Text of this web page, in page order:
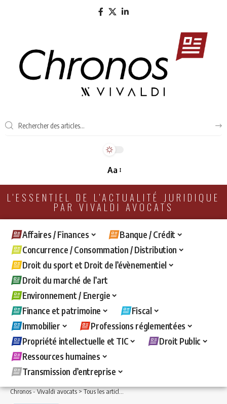
Aa
L'ESSENTIEL DE L'ACTUALITÉ JURIDIQUE
PAR VIVALDI AVOCATS
Affaires / Finances
Banque / Crédit
Concurrence / Consommation / Distribution
Droit du sport et Droit de l’évènementiel
Droit du marché de l’art
Environnement / Energie
Finance et patrimoine
Fiscal
Immobilier
Professions réglementées
Propriété intellectuelle et TIC
Droit Public
Ressources humaines
Transmission d’entreprise
Chronos - Vivaldi avocats>Tous les articles >Immobilier>Mandat de gestion